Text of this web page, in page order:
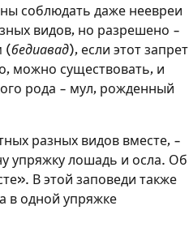
соблюдать даже неевреи
видов, но разрешено –
(бедиавад), если этот запрет
можно существовать, и
рода – мул, рожденный
разных видов вместе, –
упряжку лошадь и осла. Об
В этой заповеди также
в одной упряжке
на